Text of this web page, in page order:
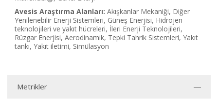
Avesis Araştırma Alanları: Akışkanlar Mekaniği, Diğer
Yenilenebilir Enerji Sistemleri, Güneş Enerjisi, Hidrojen
teknolojileri ve yakıt hücreleri, İleri Enerji Teknolojileri,
Rüzgar Enerjisi, Aerodinamik, Tepki Tahrik Sistemleri, Yakıt
tankı, Yakıt iletimi, Simülasyon
Metrikler